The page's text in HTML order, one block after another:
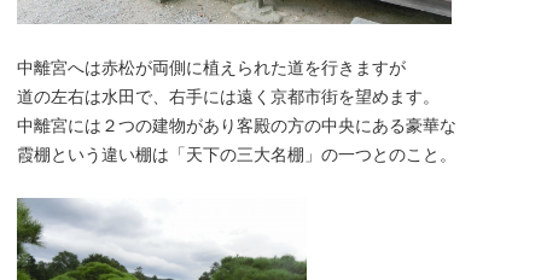
中離宮へは赤松が両側に植えられた道を行きますが
道の左右は水田で、右手には遠く京都市街を望めます。
中離宮には２つの建物があり客殿の方の中央にある豪華な
霞棚という違い棚は「天下の三大名棚」の一つとのこと。